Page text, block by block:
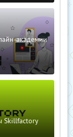
академии
Skillfactory